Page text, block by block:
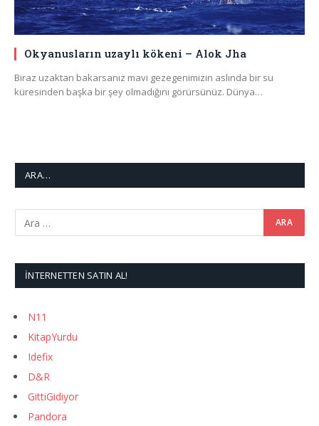
Okyanusların uzaylı kökeni – Alok Jha
Biraz uzaktan bakarsanız mavi gezegenimizin aslında bir su
küresinden başka bir şey olmadığını görürsünüz. Dünya…
ARA…
İNTERNETTEN SATIN AL!
N11
KitapYurdu
Idefix
D&R
GittiGidiyor
Pandora